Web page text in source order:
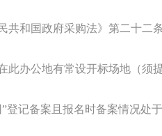
共和国政府采购法》第二十二
此办公地有常设开标场地（
登记备案且报名时备案情况处